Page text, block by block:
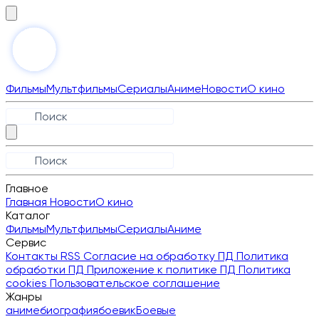
ФильмыМультфильмыСериалыАнимеНовостиО кино
Главное
Главная НовостиО кино
Каталог
ФильмыМультфильмыСериалыАниме
Сервис
Контакты RSS Согласие на обработку ПД Политика
обработки ПД Приложение к политике ПД Политика
cookies Пользовательское соглашение
Жанры
анимебиографиябоевикБоевые